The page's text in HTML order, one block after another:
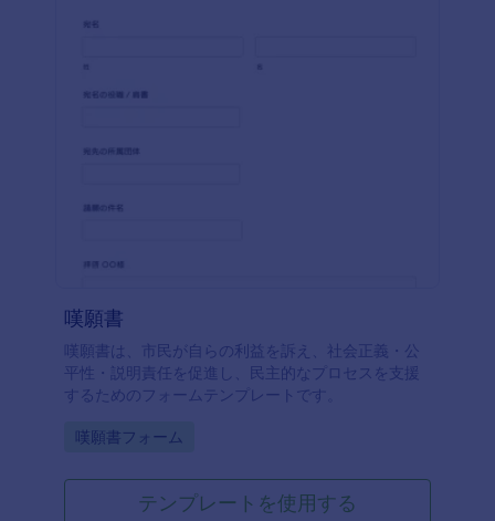
嘆願書
嘆願書は、市民が自らの利益を訴え、社会正義・公
平性・説明責任を促進し、民主的なプロセスを支援
するためのフォームテンプレートです。
Go to Category:
嘆願書フォーム
テンプレートを使用する